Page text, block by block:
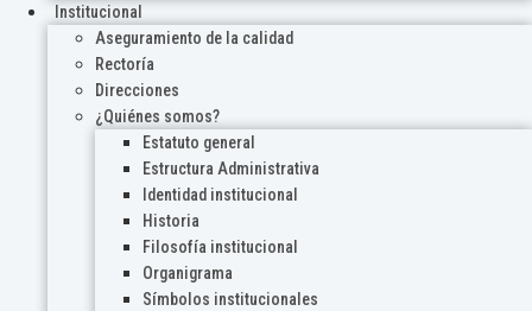
Institucional
Aseguramiento de la calidad
Rectoría
Direcciones
¿Quiénes somos?
Estatuto general
Estructura Administrativa
Identidad institucional
Historia
Filosofía institucional
Organigrama
Símbolos institucionales